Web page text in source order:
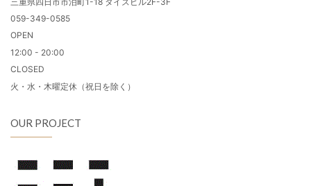
059-349-0585
OPEN
12:00 - 20:00
CLOSED
火・水・木曜定休（祝日を除く）
OUR PROJECT